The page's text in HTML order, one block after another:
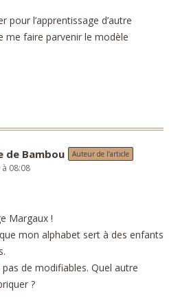
pour l’apprentissage d’autre
me faire parvenir le modèle
de Bambou Auteur de l’article
08:08
Margaux !
mon alphabet sert à des enfants
de modifiables. Quel autre
?